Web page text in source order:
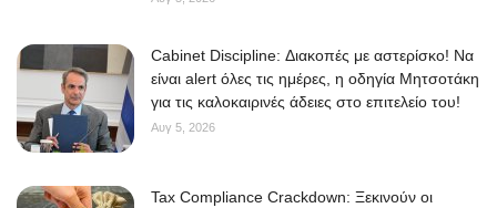
Cabinet Discipline: Διακοπές με αστερίσκο! Να
είναι alert όλες τις ημέρες, η οδηγία Μητσοτάκη
για τις καλοκαιρινές άδειες στο επιτελείο του!
Αυγ 5, 2026
Tax Compliance Crackdown: Ξεκινούν οι